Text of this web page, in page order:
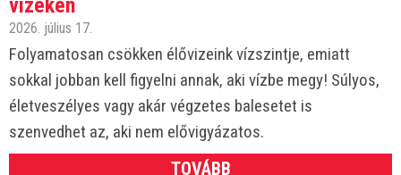
vizeken
2026. július 17.
Folyamatosan csökken élővizeink vízszintje, emiatt
sokkal jobban kell figyelni annak, aki vízbe megy! Súlyos,
életveszélyes vagy akár végzetes balesetet is
szenvedhet az, aki nem elővigyázatos.
TOVÁBB